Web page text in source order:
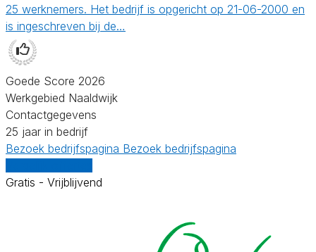
25 werknemers. Het bedrijf is opgericht op 21-06-2000 en
is ingeschreven bij de…
Goede Score 2026
Werkgebied Naaldwijk
Contactgegevens
25 jaar in bedrijf
Bezoek bedrijfspagina Bezoek bedrijfspagina
Gratis - Vrijblijvend